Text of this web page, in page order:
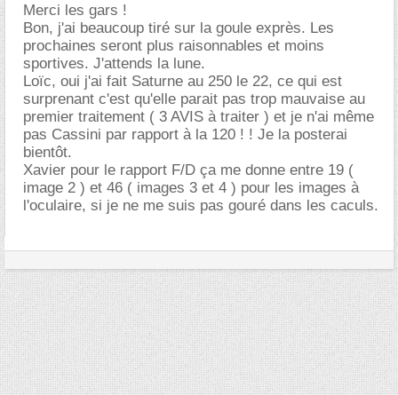
Merci les gars !
Bon, j'ai beaucoup tiré sur la goule exprès. Les
prochaines seront plus raisonnables et moins
sportives. J'attends la lune.
Loïc, oui j'ai fait Saturne au 250 le 22, ce qui est
surprenant c'est qu'elle parait pas trop mauvaise au
premier traitement ( 3 AVIS à traiter ) et je n'ai même
pas Cassini par rapport à la 120 ! ! Je la posterai
bientôt.
Xavier pour le rapport F/D ça me donne entre 19 (
image 2 ) et 46 ( images 3 et 4 ) pour les images à
l'oculaire, si je ne me suis pas gouré dans les caculs.